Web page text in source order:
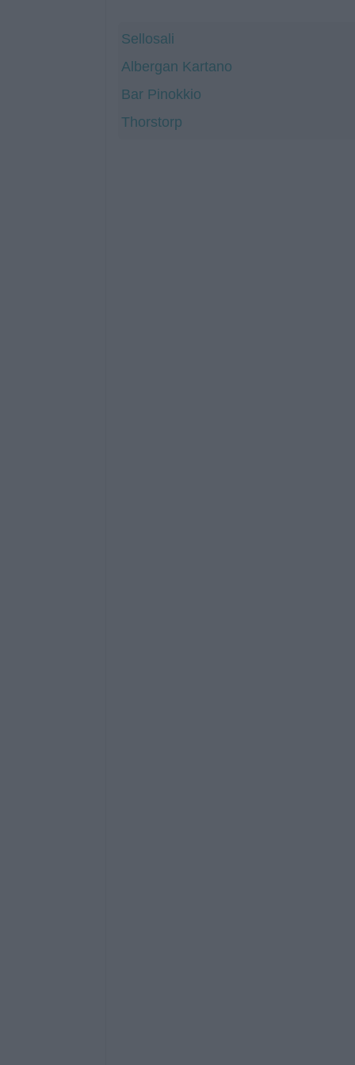
Sellosali
Albergan Kartano
Bar Pinokkio
Thorstorp